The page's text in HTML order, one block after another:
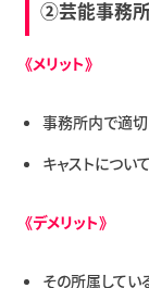
②芸能事務
《メリット》
事務所内で適
キャストについ
《デメリット》
その所属してい